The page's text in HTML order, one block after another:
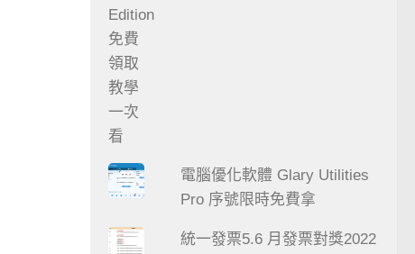
電腦優化軟體 Glary Utilities
Pro 序號限時免費拿
統一發票5.6 月發票對獎2022